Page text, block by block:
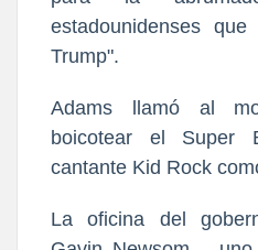
estadounidenses
Trump".
Adams llamó al
boicotear el Super
cantante Kid Rock
La oficina del